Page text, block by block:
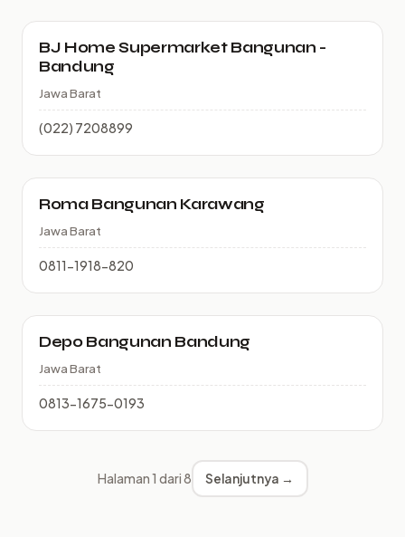
BJ Home Supermarket Bangunan -
Bandung
Jawa Barat
(022) 7208899
Roma Bangunan Karawang
Jawa Barat
0811-1918-820
Depo Bangunan Bandung
Jawa Barat
0813-1675-0193
Halaman 1 dari 8 Selanjutnya →